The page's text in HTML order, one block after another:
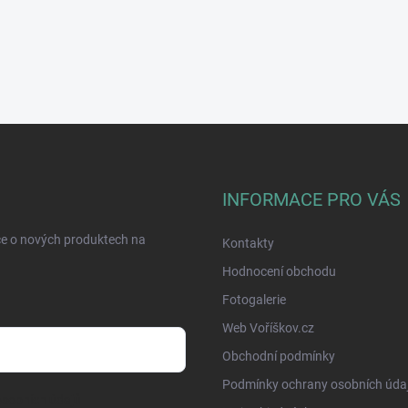
o nových produktech na
INFORMACE PRO VÁS
Kontakty
Hodnocení obchodu
Fotogalerie
Web Voříškov.cz
Obchodní podmínky
Podmínky ochrany osobních